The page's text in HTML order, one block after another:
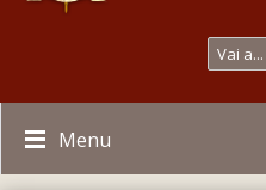
Menu